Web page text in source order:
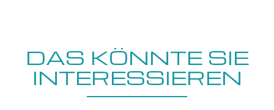
DAS KÖNNTE SIE
INTERESSIEREN